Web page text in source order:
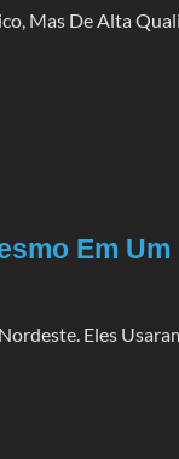
Mas De Alta
Em Um
Eles